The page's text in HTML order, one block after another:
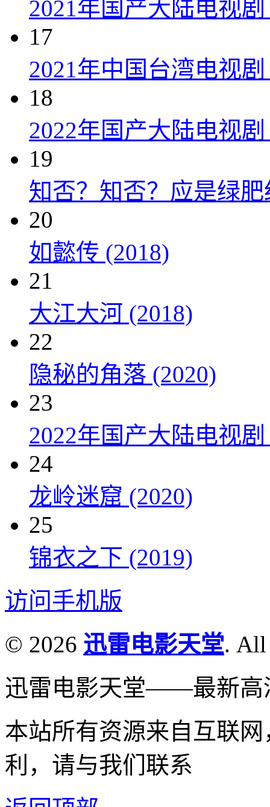
2021年国产大陆电视
17
2021年中国台湾电视
18
2022年国产大陆电视
19
知否？知否？应是绿肥
20
如懿传 (2018)
21
大江大河 (2018)
22
隐秘的角落 (2020)
23
2022年国产大陆电视
24
龙岭迷窟 (2020)
25
锦衣之下 (2019)
访问手机版
© 2026 迅雷电影天堂. All
迅雷电影天堂——最新高
本站所有资源来自互联
利，请与我们联系